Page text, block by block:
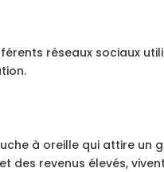
réseaux sociaux
à oreille qui attire un
des revenus élevés,